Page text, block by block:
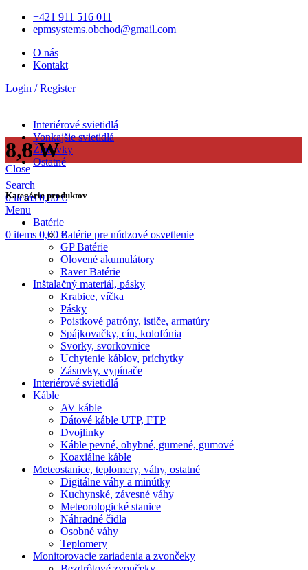
+421 911 516 011
epmsystems.obchod@gmail.com
O nás
Kontakt
Login / Register
Interiérové svietidlá
Vonkajšie svietidlá
Žiarovky
Ostatné
Search
0items 0,00€
Menu
0 items 0,00€
8,8 W
Close
Kategórie produktov
Batérie
Batérie pre núdzové osvetlenie
GP Batérie
Olovené akumulátory
Raver Batérie
Inštalačný materiál, pásky
Krabice, víčka
Pásky
Poistkové patróny, ističe, armatúry
Spájkovačky, cín, kolofónia
Svorky, svorkovnice
Uchytenie káblov, príchytky
Zásuvky, vypínače
Interiérové svietidlá
Káble
AV káble
Dátové káble UTP, FTP
Dvojlinky
Káble pevné, ohybné, gumené, gumové
Koaxiálne káble
Meteostanice, teplomery, váhy, ostatné
Digitálne váhy a minútky
Kuchynské, závesné váhy
Meteorologické stanice
Náhradné čidla
Osobné váhy
Teplomery
Monitorovacie zariadenia a zvončeky